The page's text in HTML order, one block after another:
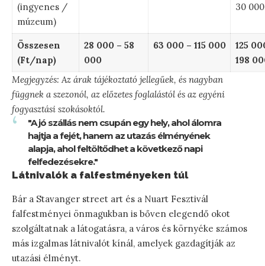
(ingyenes /
múzeum)
30
Összesen
(Ft/nap)
28 000 – 58
000
63 000 – 115 000
125
198
Megjegyzés: Az árak tájékoztató jellegűek, és nagyban
függnek a szezonól, az előzetes foglalástól és az egyéni
fogyasztási szokásoktól.
"A jó szállás nem csupán egy hely, ahol álomra
hajtja a fejét, hanem az utazás élményének
alapja, ahol feltöltődhet a következő napi
felfedezésekre."
Látnivalók a falfestményeken túl
Bár a Stavanger street art és a Nuart Fesztivál
falfestményei önmagukban is bőven elegendő okot
szolgáltatnak a látogatásra, a város és környéke számos
más izgalmas látnivalót kínál, amelyek gazdagítják az
utazási élményt.